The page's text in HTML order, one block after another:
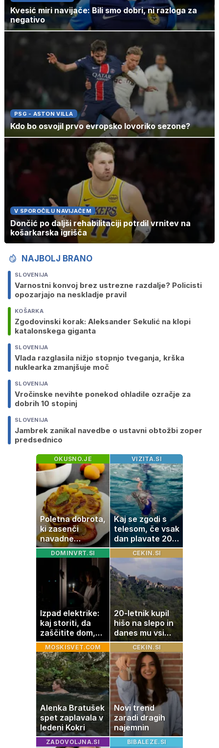
Kvesić miri navijače: Bili smo dobri, ni razloga za
negativo
PSG - ASTON VILLA
Kdo bo osvojil prvo evropsko lovoriko sezone?
V SPOROČILU NAVIJAČEM
Dončić po daljši rehabilitaciji potrdil vrnitev na
košarkarska igrišča
NAJBOLJ BRANO
SLOVENIJA
Varnostni konvoj brez ustrezne razdalje? Policisti
opozarjajo na neskladje pravil
KOŠARKA
Zgodovinski korak: Aleksander Sekulić na klopi
katalonskega giganta
SLOVENIJA
Vlada razglasila nižjo stopnjo tveganja, krška
nuklearka zmanjšuje moč
SLOVENIJA
Vročinske nevihte ponekod ohladile ozračje za
dobrih 10 stopinj
SLOVENIJA
Jambrek zanikal navedbe o ustavni obtožbi zoper
predsednico
OKUSNO.JE
Poletna dobrota,
ki zasenči
navadne
palačinke
VIZITA.SI
Kaj se zgodi s
telesom, če vsak
dan plavate 20
minut? Učinki, ki
jih morda ne
pričakujete
DOMINVRT.SI
Izpad elektrike:
kaj storiti, da
zaščitite dom,
hrano in
elektronske
naprave
CEKIN.SI
20-letnik kupil
hišo na slepo in
danes mu vsi
zavidajo
MOSKISVET.COM
Alenka Bratušek
spet zaplavala v
ledeni Kokri
CEKIN.SI
Novi trend
zaradi dragih
najemnin
ZADOVOLJNA.SI BIBALEZE.SI